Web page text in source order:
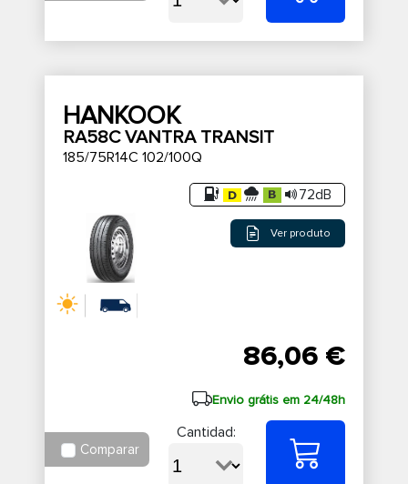
HANKOOK
RA58C VANTRA TRANSIT
185/75R14C 102/100Q
72dB
Ver produto
86,06 €
Envio grátis em 24/48h
Comparar
Cantidad: